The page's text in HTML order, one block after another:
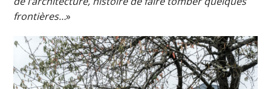
frontières…»